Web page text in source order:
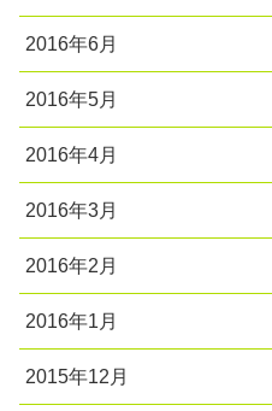
2016年6月
2016年5月
2016年4月
2016年3月
2016年2月
2016年1月
2015年12月